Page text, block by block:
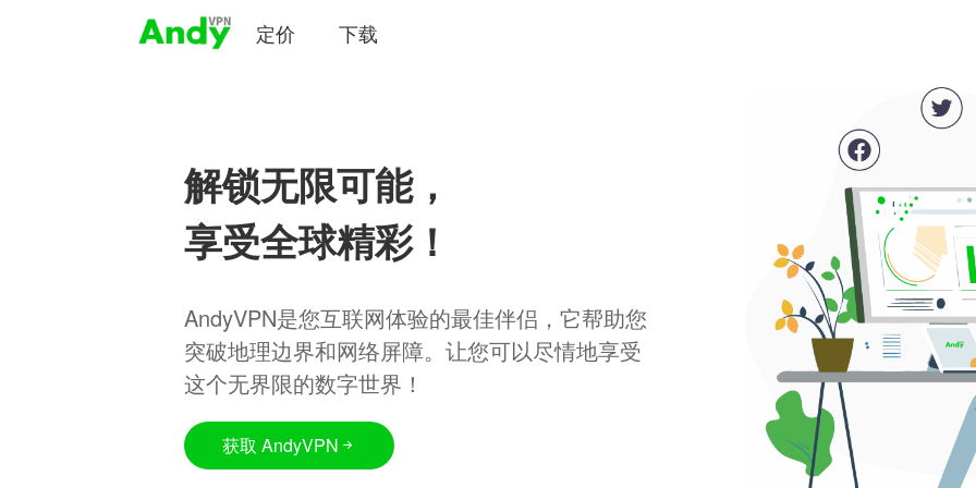
定价 下载
解锁无限可能，
享受全球精彩！
AndyVPN是您互联网体验的最佳伴侣，它帮助您
突破地理边界和网络屏障。让您可以尽情地享受
这个无界限的数字世界！
获取 AndyVPN